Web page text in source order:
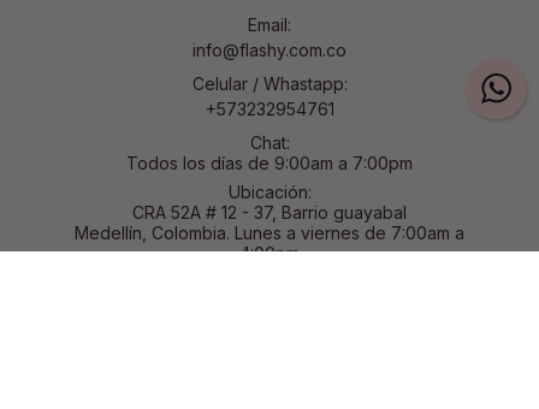
Email:
info@flashy.com.co
Celular / Whastapp:
+573232954761
Chat:
Todos los días de 9:00am a 7:00pm
Ubicación:
CRA 52A # 12 - 37, Barrio guayabal
Medellín, Colombia. Lunes a viernes de 7:00am a
4:00pm